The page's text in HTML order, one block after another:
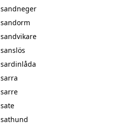
sandneger
sandorm
sandvikare
sanslös
sardinlåda
sarra
sarre
sate
sathund